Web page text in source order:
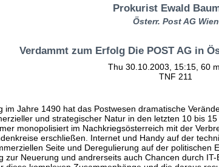
Prokurist Ewald
Österr. Post AG Wien
Verdammt zum Erfolg Die POST AG in
Thu 30.10.2003, 15:15, 60
TNF 211
im Jahre 1490 hat das Postwesen dramatische
und strategischer Natur in den letzten 10 bis
monopolisiert im Nachkriegsösterreich mit der
erschließen. Internet und Handy auf der
Seite und Deregulierung auf der politischen
zur Neuerung und andrerseits auch Chancen durch